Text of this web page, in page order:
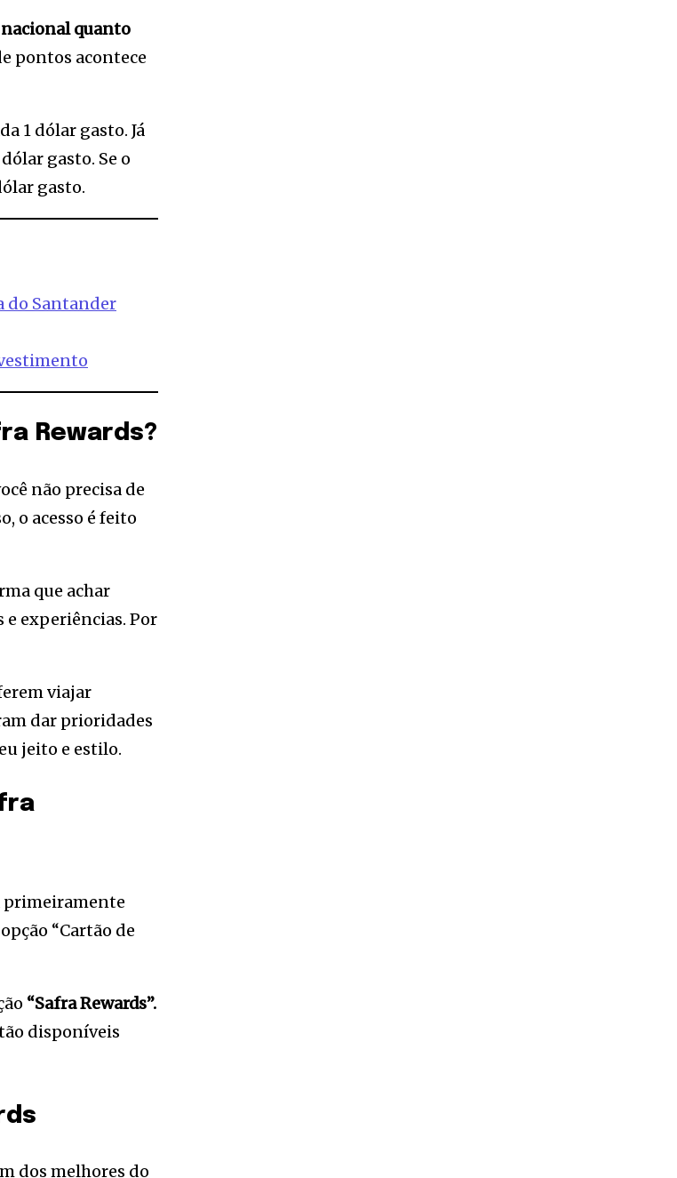
quanto
pontos acontece
1 dólar gasto. Já
gasto. Se o
gasto.
do Santander
Rewards?
não precisa de
o acesso é feito
que achar
e experiências. Por
viajar
dar prioridades
jeito e estilo.
primeiramente
“Cartão de
“Safra Rewards”.
disponíveis
dos melhores do